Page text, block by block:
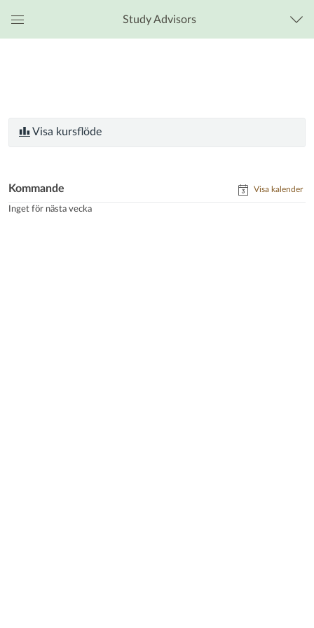
Study Advisors
Visa kursflöde
Kommande Visa kalender
Inget för nästa vecka